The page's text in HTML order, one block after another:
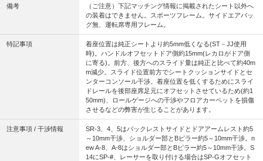
備考
（ご注意）下記マッチング情報に掲載されたシート以外へ
の装着はできません。スポーツフレーム。サイドエアバッ
グ無、運転席専用フレーム。
特記事項
着座位置は純正シートより約5mm低くなる(ST－JJ使用
時)。ハンドルオフセットドア側約15mm(レカロがドア側
に寄る)。前方、後方へのスライド量は純正と比べて約40m
m減少。スライド位置前方でシートクッションサイドとセ
ンターコンソール干渉。着座位置を低くするためにスライ
ドレールを後部座席足元にオフセットさせているため(約1
50mm)、ロールゲージへの干渉やフロアカーペットを損傷
させるなどの弊害が生じることがあります。
注意事項 / 干渉情報
SR-3、4、5はバックレストサイドとドアアームレスト約5
～10mm干渉、ショルダー部とBピラー約5～10mm干渉。n
ew A-8、A-8はショルダー部とBピラー約5～10mm干渉。S
14にSP-#、レーサーを取り付ける場合はSP-Gオフセット